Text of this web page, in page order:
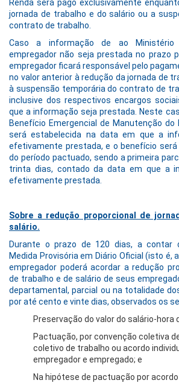
Renda será pago exclusivamente
jornada de trabalho e do salário ou a
contrato de trabalho.
Caso a informação de ao Ministério
empregador não seja prestada no prazo
empregador ficará responsável pelo
no valor anterior à redução da jornada de
à suspensão temporária do contrato de
inclusive dos respectivos encargos
que a informação seja prestada. Neste
Benefício Emergencial de Manutenção do
será estabelecida na data em que a
efetivamente prestada, e o benefício
do período pactuado, sendo a primeira
trinta dias, contado da data em que a
efetivamente prestada.
Sobre a redução proporcional de
salário.
Durante o prazo de 120 dias, a contar
Medida Provisória em Diário Oficial (isto é,
empregador poderá acordar a redução
de trabalho e de salário de seus
departamental, parcial ou na totalidade
por até cento e vinte dias, observados os
Preservação do valor do salário-hora
Pactuação, por convenção coletiva
coletivo de trabalho ou acordo
empregador e empregado; e
Na hipótese de pactuação por